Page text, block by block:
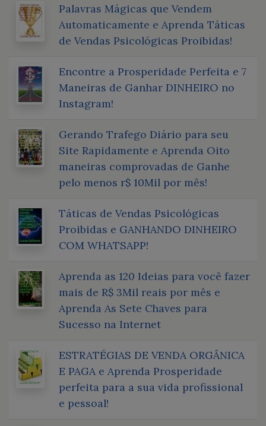
Palavras Mágicas que Vendem
Automaticamente e Aprenda Táticas
de Vendas Psicológicas Proibidas!
Encontre a Prosperidade Perfeita e 7
Maneiras de Ganhar DINHEIRO no
Instagram!
Gerando Trafego Diário para seu
Site Rapidamente e Aprenda Oito
maneiras comprovadas de Ganhe
pelo menos r$ 10Mil por mês!
Táticas de Vendas Psicológicas
Proibidas e GANHANDO DINHEIRO
COM WHATSAPP!
Aprenda as 120 Ideias para você fazer
mais de R$ 3Mil reais por mês e
Aprenda As Sete Chaves para
Sucesso na Internet
ESTRATÉGIAS DE VENDA ORGÂNICA
E PAGA e Aprenda Prosperidade
perfeita para a sua vida profissional
e pessoal!